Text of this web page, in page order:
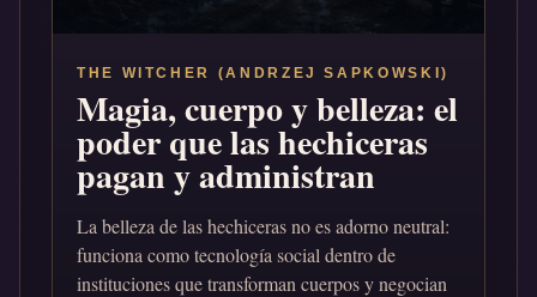
THE WITCHER (ANDRZEJ SAPKOWSKI)
Magia, cuerpo y belleza: el
poder que las hechiceras
pagan y administran
La belleza de las hechiceras no es adorno neutral:
funciona como tecnología social dentro de
instituciones que transforman cuerpos y negocian